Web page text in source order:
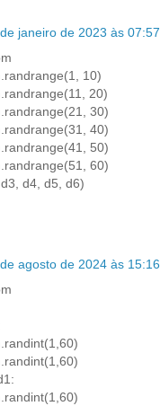
janeiro de 2023 às 07:57
10)
20)
30)
40)
50)
60)
d4, d5, d6)
agosto de 2024 às 15:16